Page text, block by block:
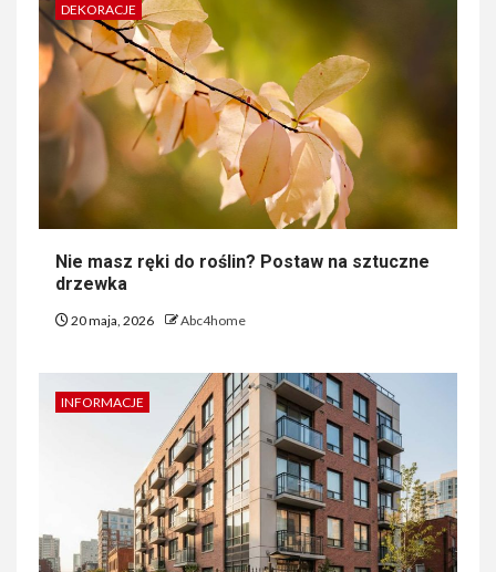
DEKORACJE
Nie masz ręki do roślin? Postaw na sztuczne
drzewka
20 maja, 2026 Abc4home
INFORMACJE